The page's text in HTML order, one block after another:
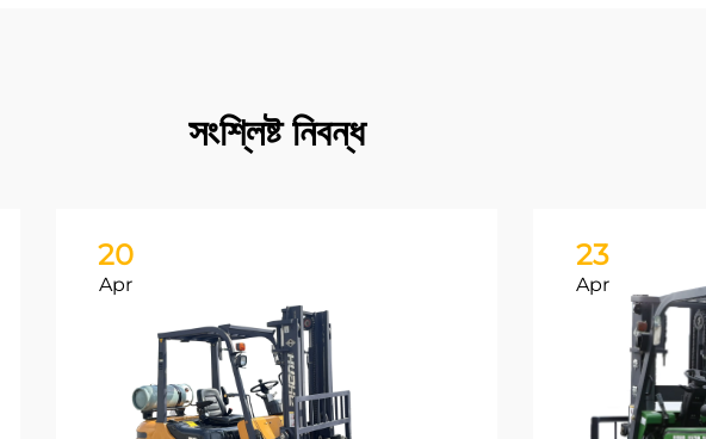
সংশ্লিষ্ট নিবন্ধ
20
Apr
23
Apr